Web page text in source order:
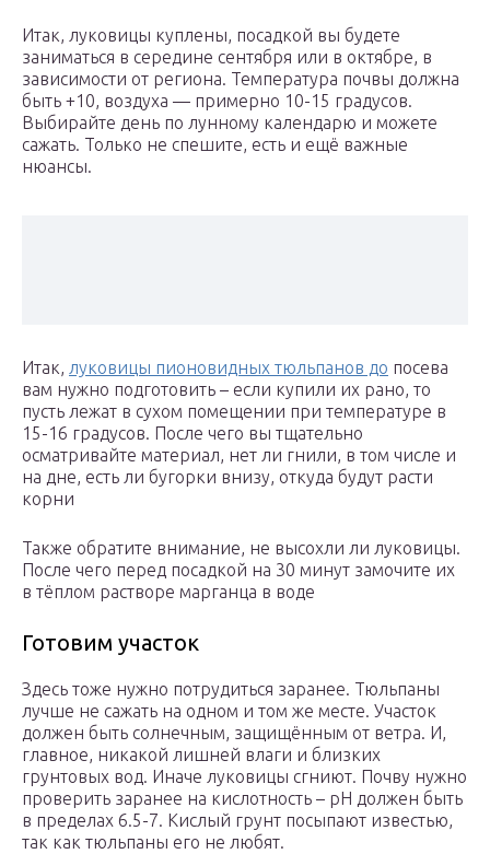
Итак, луковицы куплены, посадкой вы будете
заниматься в середине сентября или в октябре, в
зависимости от региона. Температура почвы должна
быть +10, воздуха — примерно 10-15 градусов.
Выбирайте день по лунному календарю и можете
сажать. Только не спешите, есть и ещё важные
нюансы.
Итак, луковицы пионовидных тюльпанов до посева
вам нужно подготовить – если купили их рано, то
пусть лежат в сухом помещении при температуре в
15-16 градусов. После чего вы тщательно
осматривайте материал, нет ли гнили, в том числе и
на дне, есть ли бугорки внизу, откуда будут расти
корни
Также обратите внимание, не высохли ли луковицы.
После чего перед посадкой на 30 минут замочите их
в тёплом растворе марганца в воде
Готовим участок
Здесь тоже нужно потрудиться заранее. Тюльпаны
лучше не сажать на одном и том же месте. Участок
должен быть солнечным, защищённым от ветра. И,
главное, никакой лишней влаги и близких
грунтовых вод. Иначе луковицы сгниют. Почву нужно
проверить заранее на кислотность – рН должен быть
в пределах 6.5-7. Кислый грунт посыпают известью,
так как тюльпаны его не любят.